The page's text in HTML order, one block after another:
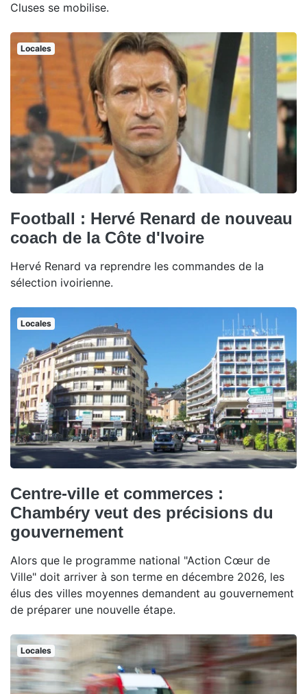
Cluses se mobilise.
Locales
Football : Hervé Renard de nouveau
coach de la Côte d'Ivoire
Hervé Renard va reprendre les commandes de la
sélection ivoirienne.
Locales
Centre-ville et commerces :
Chambéry veut des précisions du
gouvernement
Alors que le programme national "Action Cœur de
Ville" doit arriver à son terme en décembre 2026, les
élus des villes moyennes demandent au gouvernement
de préparer une nouvelle étape.
Locales